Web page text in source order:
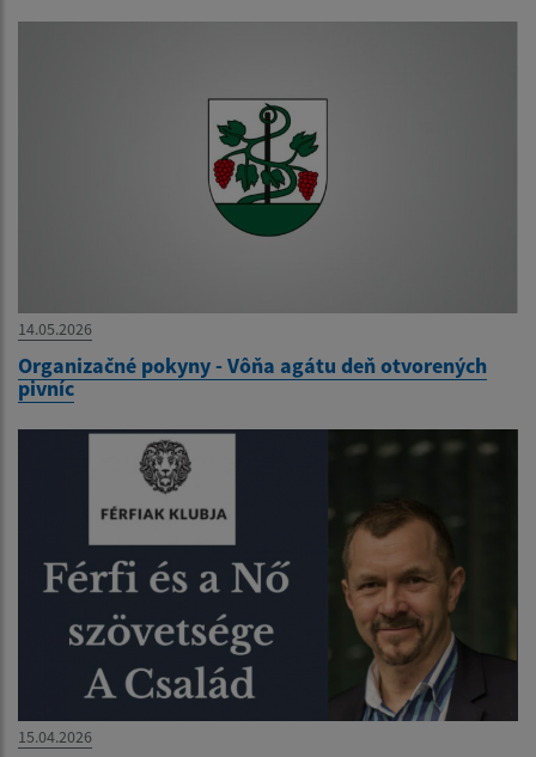
14.05.2026
Organizačné pokyny - Vôňa agátu deň otvorených
pivníc
15.04.2026